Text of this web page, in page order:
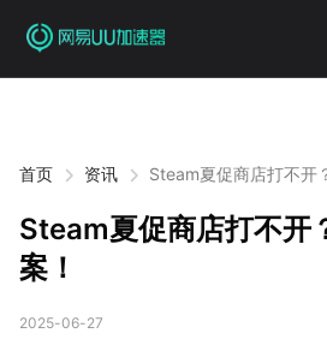
首页 资讯 Steam夏促商店打不开
Steam夏促商店打不开
案！
2025-06-27